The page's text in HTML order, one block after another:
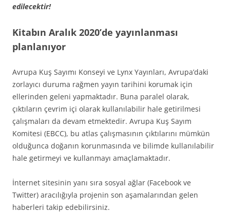
edilecektir!
Kitabın Aralık 2020’de yayınlanması
planlanıyor
Avrupa Kuş Sayımı Konseyi ve Lynx Yayınları, Avrupa’daki
zorlayıcı duruma rağmen yayın tarihini korumak için
ellerinden geleni yapmaktadır. Buna paralel olarak,
çıktıların çevrim içi olarak kullanılabilir hale getirilmesi
çalışmaları da devam etmektedir. Avrupa Kuş Sayım
Komitesi (EBCC), bu atlas çalışmasının çıktılarını mümkün
olduğunca doğanın korunmasında ve bilimde kullanılabilir
hale getirmeyi ve kullanmayı amaçlamaktadır.
İnternet sitesinin yanı sıra sosyal ağlar (Facebook ve
Twitter) aracılığıyla projenin son aşamalarından gelen
haberleri takip edebilirsiniz.